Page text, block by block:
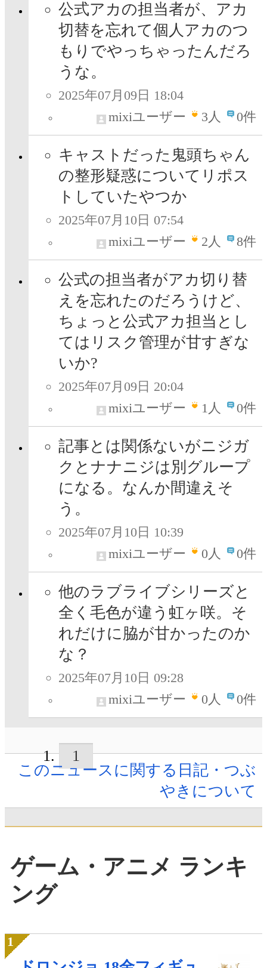
公式アカの担当者が、アカ
切替を忘れて個人アカのつ
もりでやっちゃったんだろ
うな。
2025年07月09日 18:04
mixiユーザー
3人 0件
キャストだった鬼頭ちゃん
の整形疑惑についてリポス
トしていたやつか
2025年07月10日 07:54
mixiユーザー
2人 8件
公式の担当者がアカ切り替
えを忘れたのだろうけど、
ちょっと公式アカ担当とし
てはリスク管理が甘すぎな
いか?
2025年07月09日 20:04
mixiユーザー
1人 0件
記事とは関係ないがニジガ
クとナナニジは別グループ
になる。なんか間違えそ
う。
2025年07月10日 10:39
mixiユーザー
0人 0件
他のラブライブシリーズと
全く毛色が違う虹ヶ咲。そ
れだけに脇が甘かったのか
な？
2025年07月10日 09:28
mixiユーザー
0人 0件
1
このニュースに関する日記・つぶ
やきについて
ゲーム・アニメ ランキ
ング